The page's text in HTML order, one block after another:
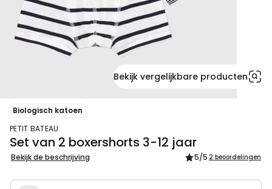
Bekijk vergelijkbare producten
Biologisch katoen
PETIT BATEAU
Set van 2 boxershorts 3-12 jaar
Bekijk de beschrijving 5/5 2 beoordelingen